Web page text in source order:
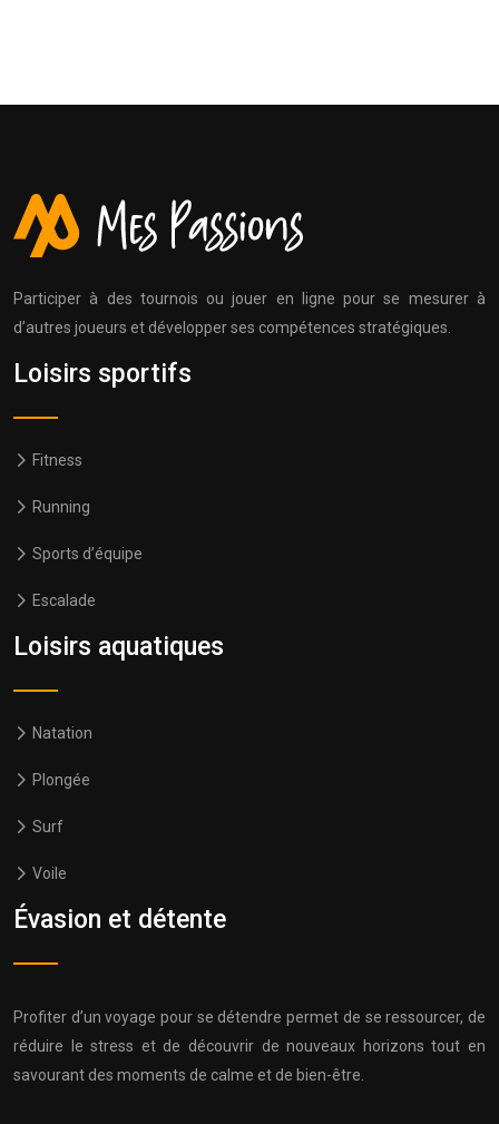
Participer à des tournois ou jouer en ligne pour se mesurer à
d’autres joueurs et développer ses compétences stratégiques.
Loisirs sportifs
Fitness
Running
Sports d’équipe
Escalade
Loisirs aquatiques
Natation
Plongée
Surf
Voile
Évasion et détente
Profiter d’un voyage pour se détendre permet de se ressourcer, de
réduire le stress et de découvrir de nouveaux horizons tout en
savourant des moments de calme et de bien-être.